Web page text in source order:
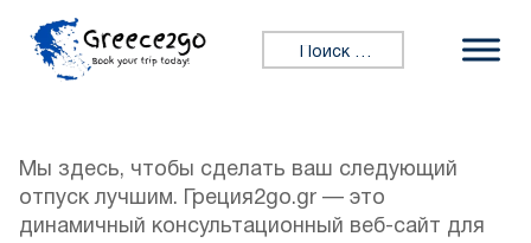
Перейти к содержимому
Искать:
Мы здесь, чтобы сделать ваш следующий
отпуск лучшим. Греция2go.gr — это
динамичный консультационный веб-сайт для